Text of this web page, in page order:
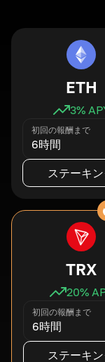
ETH
3%
初回の報酬まで
6時間
ステーキ
TRX
20%
初回の報酬まで
6時間
ステーキ